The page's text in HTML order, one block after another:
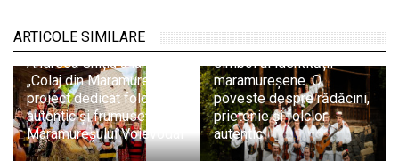
ARTICOLE SIMILARE
Andreea Ghițiu a lansat un
„Colaj din Maramureș”,
proiect dedicat folclorului
autentic și frumuseții
Maramureșului Voievodal
„Ceterașii de pe sate”, un
simbol al identității
maramureșene. O
poveste despre rădăcini,
prietenie și folclor
autentic